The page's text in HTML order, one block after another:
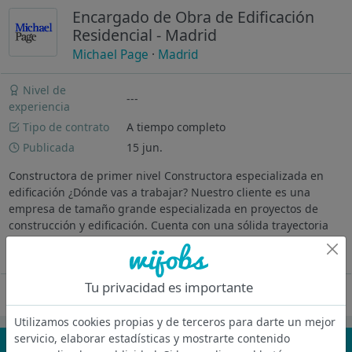
Encargado de Obra de Edificación
Residencial - Madrid
Michael Page · Madrid
Nivel de
experiencia
---
Tipo de contrato
A tiempo completo
Publicada
15 jun.
Constructora de primer nivel Constructora especializada en
edificación ¿Dónde vas a trabajar? Nuestro cliente es una
empresa de tamaño grande especializada en proyectos de
construcción y edificación. Cuenta con una sólida trayectoria
en el sector de...
Oferta desactivada
Tu privacidad es importante
Utilizamos cookies propias y de terceros para darte un mejor
servicio, elaborar estadísticas y mostrarte contenido